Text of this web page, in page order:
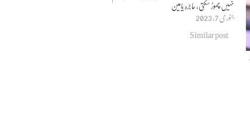
نہیں چھوڑ سکتی، حاجرہ یامین
جنوری 7, 2023
Similar post